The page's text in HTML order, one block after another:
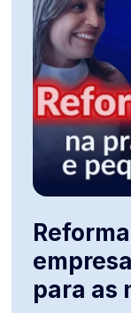
para as